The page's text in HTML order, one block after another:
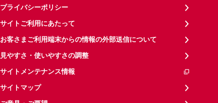
プライバシーポリシー
サイトご利用にあたって
お客さまご利用端末からの情報の外部送信について
見やすさ・使いやすさの調整
サイトメンテナンス情報
サイトマップ